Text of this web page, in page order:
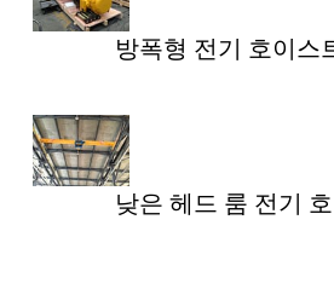
방폭형 전기 호이스
낮은 헤드 룸 전기